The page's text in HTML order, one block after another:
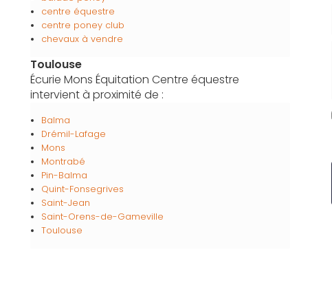
centre équestre
centre poney club
chevaux à vendre
Toulouse
Écurie Mons Équitation Centre équestre
intervient à proximité de :
Balma
Drémil-Lafage
Mons
Montrabé
Pin-Balma
Quint-Fonsegrives
Saint-Jean
Saint-Orens-de-Gameville
Toulouse